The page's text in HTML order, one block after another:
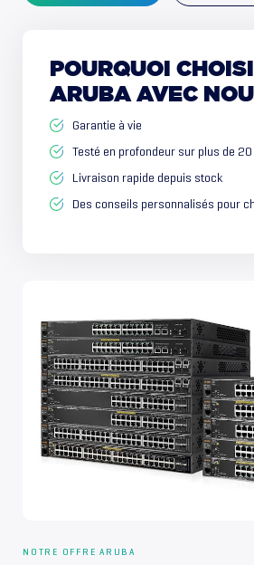
POURQUOI
ARUBA AVEC
Garantie à vie
Testé en profondeur sur plus de
Livraison rapide depuis stock
Des conseils personnalisés pour
NOTRE OFFRE ARUBA